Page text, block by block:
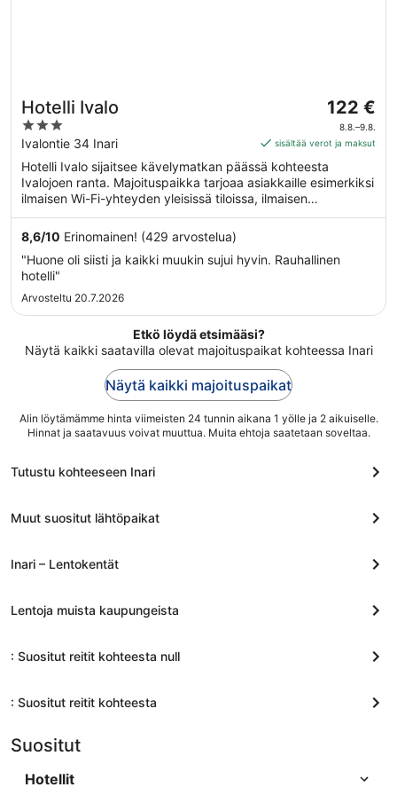
Hotelli Ivalo
3
out
of
5
Ivalontie 34 Inari
Hinta
on
122 €
yö
ajalle
122 €
8.8.–9.8.
sisältää verot ja maksut
Hotelli Ivalo sijaitsee kävelymatkan päässä kohteesta
Ivalojoen ranta. Majoituspaikka tarjoaa asiakkaille esimerkiksi
ilmaisen Wi-Fi-yhteyden yleisissä tiloissa, ilmaisen
omatoimisen pysäköinnin ja sisäuima-altaan.
8,6/10 Erinomainen! (429 arvostelua)
"Huone oli siisti ja kaikki muukin sujui hyvin. Rauhallinen
hotelli"
Arvosteltu 20.7.2026
Etkö löydä etsimääsi?
Näytä kaikki saatavilla olevat majoituspaikat kohteessa Inari
Näytä kaikki majoituspaikat
Alin löytämämme hinta viimeisten 24 tunnin aikana 1 yölle ja 2 aikuiselle.
Hinnat ja saatavuus voivat muuttua. Muita ehtoja saatetaan soveltaa.
Tutustu kohteeseen Inari
Muut suositut lähtöpaikat
Inari – Lentokentät
Lentoja muista kaupungeista
: Suositut reitit kohteesta null
: Suositut reitit kohteesta
Suositut
Hotellit